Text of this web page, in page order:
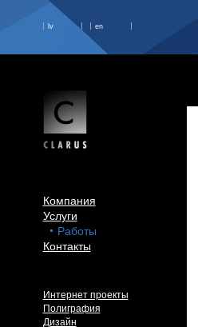
lv en
Компания
Услуги
Работы
Контакты
Интернет проекты
Полиграфия
Дизайн